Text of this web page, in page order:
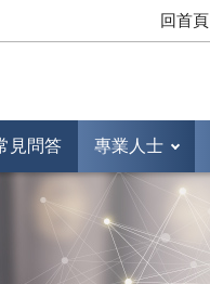
回首頁
見問答 專業人士